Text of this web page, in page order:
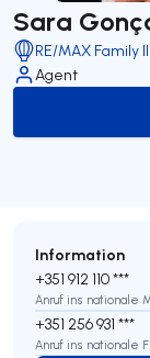
Sara
RE/MAX Family II
Agent
Information
+351 912 110 ***
Anruf ins nationale
+351 256 931 ***
Anruf ins nationale